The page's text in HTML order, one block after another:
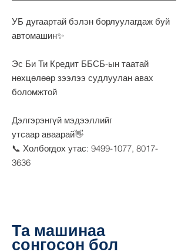
УБ дугаартай бэлэн борлуулагдаж буй
автомашин✨
Эс Би Ти Кредит ББСБ-ын таатай
нөхцөлөөр зээлээ судлуулан авах
боломжтой
Дэлгэрэнгүй мэдээллийг
утсаар аваарай👋
📞 Холбогдох утас: 9499-1077, 8017-
3636
Та машинаа
сонгосон бол